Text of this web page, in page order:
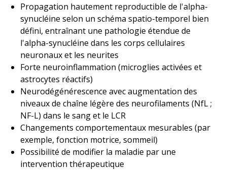
Propagation hautement reproductible de l'alpha-
synucléine selon un schéma spatio-temporel bien
défini, entraînant une pathologie étendue de
l'alpha-synucléine dans les corps cellulaires
neuronaux et les neurites
Forte neuroinflammation (microglies activées et
astrocytes réactifs)
Neurodégénérescence avec augmentation des
niveaux de chaîne légère des neurofilaments (NfL ;
NF-L) dans le sang et le LCR
Changements comportementaux mesurables (par
exemple, fonction motrice, sommeil)
Possibilité de modifier la maladie par une
intervention thérapeutique